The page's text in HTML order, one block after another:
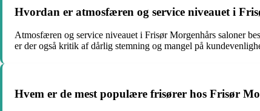
Hvordan er atmosfæren og service niveauet i
Atmosfæren og service niveauet i Frisør Morgenhårs saloner
er der også kritik af dårlig stemning og mangel på
Hvem er de mest populære frisører hos Frisør